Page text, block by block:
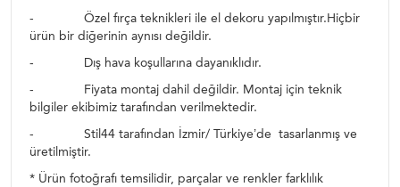
- Özel fırça teknikleri ile el dekoru yapılmıştır.Hiçbir
ürün bir diğerinin aynısı değildir.
- Dış hava koşullarına dayanıklıdır.
- Fiyata montaj dahil değildir. Montaj için teknik
bilgiler ekibimiz tarafından verilmektedir.
- Stil44 tarafından İzmir/ Türkiye’de tasarlanmış ve
üretilmiştir.
* Ürün fotoğrafı temsilidir, parçalar ve renkler farklılık